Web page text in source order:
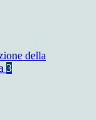
della
3